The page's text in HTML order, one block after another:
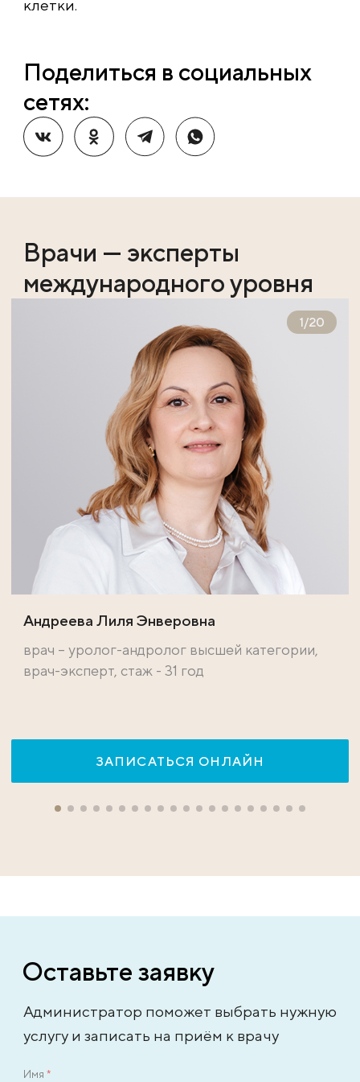
клетки.
Поделиться в социальных
сетях:
Врачи — эксперты
международного уровня
1/20
Андреева Лиля Энверовна
врач – уролог-андролог высшей категории,
врач-эксперт, стаж - 31 год
ЗАПИСАТЬСЯ ОНЛАЙН
Оставьте заявку
Администратор поможет выбрать нужную
услугу и записать на приём к врачу
Имя *